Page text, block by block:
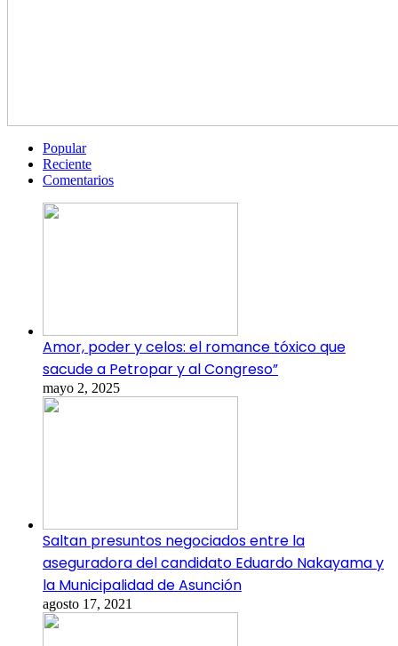
Popular
Reciente
Comentarios
Amor, poder y celos: el romance tóxico que
sacude a Petropar y al Congreso”
mayo 2, 2025
Saltan presuntos negociados entre la
aseguradora del candidato Eduardo Nakayama y
la Municipalidad de Asunción
agosto 17, 2021